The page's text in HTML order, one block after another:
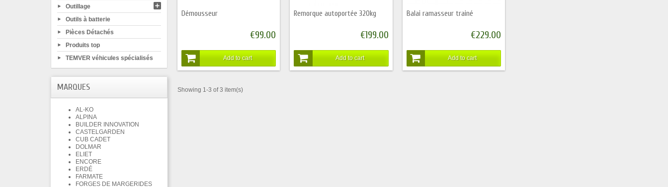
Outillage
Outils à batterie
Pièces Détachés
Produits top
TEMVER véhicules spécialisés
MARQUES
AL-KO
ALPINA
BUILDER INNOVATION
CASTELGARDEN
CUB CADET
DOLMAR
ELIET
ENCORE
ERDÉ
FARMATE
FORGES DE MARGERIDES
Démousseur
€99.00
Add to cart
Remorque autoportée 320kg
€199.00
Add to cart
Balai ramasseur trainé
€229.00
Add to cart
Showing 1-3 of 3 item(s)